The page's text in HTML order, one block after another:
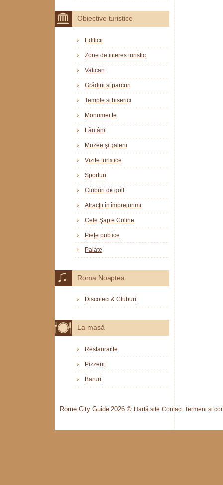
Obiective turistice
Edificii
Zone de interes turistic
Vatican
Grădini și parcuri
Temple și biserici
Monumente
Fântâni
Muzee şi galerii
Vizite turistice
Sporturi
Cluburi de golf
Atracţii în împrejurimi
Cele Şapte Coline
Pieţe publice
Palate
Roma Noaptea
Discoteci & Cluburi
La masă
Restaurante
Pizzerii
Baruri
Rome City Guide 2026 © Hartă site Contact Termeni și